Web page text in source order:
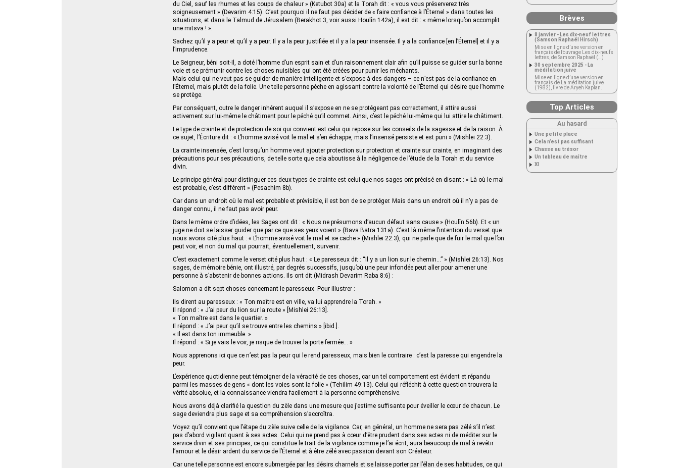
du Ciel, sauf les rhumes et les coups de chaleur » (Ketubot 30a) et la Torah dit : « vous vous préserverez très
soigneusement » (Devarim 4:15). C’est pourquoi il ne faut pas décider de « faire confiance à l’Éternel » dans toutes les
situations, et dans le Talmud de Jérusalem (Berakhot 3, voir aussi Houlîn 142a), il est dit : « même lorsqu’on accomplit
une mitsva ! ».
Sachez qu’il y a peur et qu’il y a peur. Il y a la peur justifiée et il y a la peur insensée. Il y a la confiance [en l’Éternel] et il y a
l’imprudence.
Le Seigneur, béni soit-Il, a doté l’homme d’un esprit sain et d’un raisonnement clair afin qu’il puisse se guider sur la bonne
voie et se prémunir contre les choses nuisibles qui ont été créées pour punir les méchants.
Mais celui qui ne veut pas se guider de manière intelligente et s’expose à des dangers – ce n’est pas de la confiance en
l’Éternel, mais plutôt de la folie. Une telle personne pèche en agissant contre la volonté de l’Éternel qui désire que l’homme
se protège.
Par conséquent, outre le danger inhérent auquel il s’expose en ne se protégeant pas correctement, il attire aussi
activement sur lui-même le châtiment pour le péché qu’il commet. Ainsi, c’est le péché lui-même qui lui attire le châtiment.
Le type de crainte et de protection de soi qui convient est celui qui repose sur les conseils de la sagesse et de la raison. À
ce sujet, l’Écriture dit : « L’homme avisé voit le mal et s’en échappe, mais l’insensé persiste et est puni » (Mishlei 22:3).
La crainte insensée, c’est lorsqu’un homme veut ajouter protection sur protection et crainte sur crainte, en imaginant des
précautions pour ses précautions, de telle sorte que cela aboutisse à la négligence de l’étude de la Torah et du service
divin.
Le principe général pour distinguer ces deux types de crainte est celui que nos sages ont précisé en disant : « Là où le mal
est probable, c’est différent » (Pesachim 8b).
Car dans un endroit où le mal est probable et prévisible, il est bon de se protéger. Mais dans un endroit où il n’y a pas de
danger connu, il ne faut pas avoir peur.
Dans le même ordre d’idées, les Sages ont dit : « Nous ne présumons d’aucun défaut sans cause » (Houlîn 56b). Et « un
juge ne doit se laisser guider que par ce que ses yeux voient » (Bava Batra 131a). C’est là même l’intention du verset que
nous avons cité plus haut : « L’homme avisé voit le mal et se cache » (Mishlei 22:3), qui ne parle que de fuir le mal que l’on
peut voir, et non du mal qui pourrait, éventuellement, survenir.
C’est exactement comme le verset cité plus haut : « Le paresseux dit : “Il y a un lion sur le chemin…” » (Mishlei 26:13). Nos
sages, de mémoire bénie, ont illustré, par degrés successifs, jusqu’où une peur infondée peut aller pour amener une
personne à s’abstenir de bonnes actions. Ils ont dit (Midrash Devarim Raba 8:6) :
Salomon a dit sept choses concernant le paresseux. Pour illustrer :
Ils dirent au paresseux : « Ton maître est en ville, va lui apprendre la Torah. »
Il répond : « J’ai peur du lion sur la route » [Mishlei 26:13].
« Ton maître est dans le quartier. »
Il répond : « J’ai peur qu’il se trouve entre les chemins » [ibid.].
« Il est dans ton immeuble. »
Il répond : « Si je vais le voir, je risque de trouver la porte fermée… »
Nous apprenons ici que ce n’est pas la peur qui le rend paresseux, mais bien le contraire : c’est la paresse qui engendre la
peur.
L’expérience quotidienne peut témoigner de la véracité de ces choses, car un tel comportement est évident et répandu
parmi les masses de gens « dont les voies sont la folie » (Tehilim 49:13). Celui qui réfléchit à cette question trouvera la
vérité absolue, et la connaissance viendra facilement à la personne compréhensive.
Nous avons déjà clarifié la question du zèle dans une mesure que j’estime suffisante pour éveiller le cœur de chacun. Le
sage deviendra plus sage et sa compréhension s’accroîtra.
Voyez qu’il convient que l’étape du zèle suive celle de la vigilance. Car, en général, un homme ne sera pas zélé s’il n’est
pas d’abord vigilant quant à ses actes. Celui qui ne prend pas à cœur d’être prudent dans ses actes ni de méditer sur le
service divin et ses principes, ce qui constitue le trait de la vigilance comme je l’ai écrit, aura beaucoup de mal à revêtir
l’amour et le désir ardent du service de l’Éternel et à être zélé avec passion devant son Créateur.
Car une telle personne est encore submergée par les désirs charnels et se laisse porter par l’élan de ses habitudes, ce qui
Brèves
8 janvier - Les dix-neuf lettres
(Samson Raphaël Hirsch)
Mise en ligne d’une version en
français de l’ouvrage Les dix-neufs
lettres, de Samson Raphaël (…)
30 septembre 2025 - La
méditation juive
Mise en ligne d’une version en
français de La méditation juive
(1982), livre de Aryeh Kaplan.
Top Articles
Au hasard
Une petite place
Cela n’est pas suffisant
Chasse au trésor
Un tableau de maître
XI